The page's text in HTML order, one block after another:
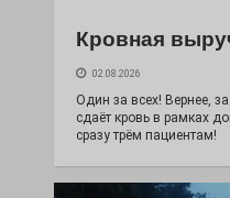
Кровная
02.08.2026
Один за всех! Вернее,
сдаёт кровь в рамках
сразу трём пациентам!